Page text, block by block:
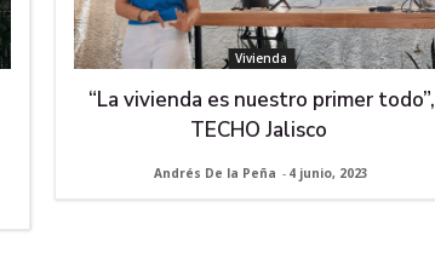
Vivienda
“La vivienda es nuestro primer todo”,
TECHO Jalisco
Andrés De la Peña - 4 junio, 2023